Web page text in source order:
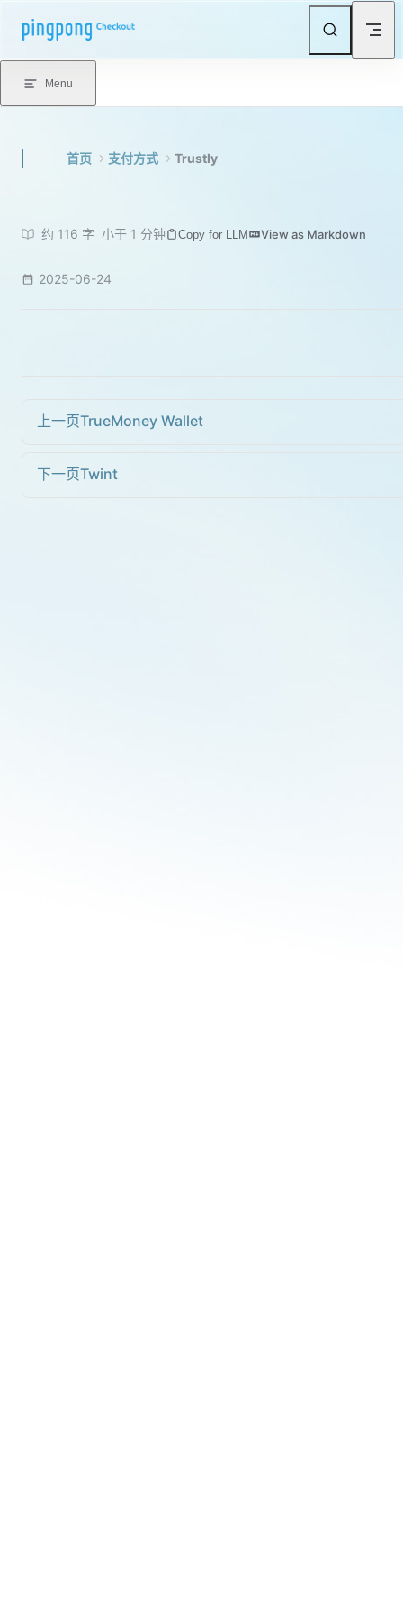
Skip to content
Menu
首页 支付方式 Trustly
约 116 字 小于 1 分钟 Copy for LLM View as Markdown
2025-06-24
上一页TrueMoney Wallet
下一页Twint